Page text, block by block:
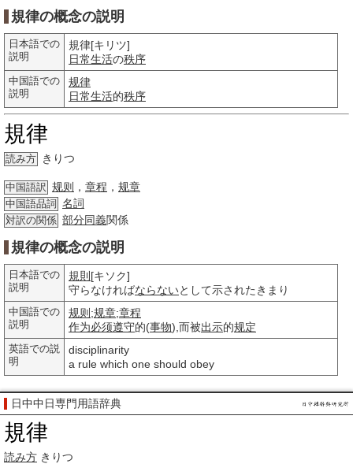
規律の概念の説明
日本語での
説明
規律[キリツ]
日常生活の秩序
中国語での
説明
规律
日常生活的秩序
規律
読み方 きりつ
中国語訳 规则 ， 章程 ， 规章
中国語品詞 名詞
対訳の関係 部分同義関係
規律の概念の説明
日本語での
説明
規則 [キソク]
守らなければならないとして示されたきまり
中国語での
説明
规则 ;规章;章程
作为必须遵守的(事物),而被出示的规定
英語での説
明
disciplinarity
a rule which one should obey
日中中日専門用語辞典
規律
読み方 きりつ